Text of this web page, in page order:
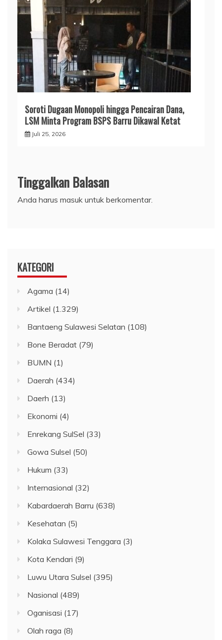
​Soroti Dugaan Monopoli hingga Pencairan Dana,
LSM Minta Program BSPS Barru Dikawal Ketat
Juli 25, 2026
Tinggalkan Balasan
Anda harus masuk untuk berkomentar.
KATEGORI
Agama (14)
Artikel (1.329)
Bantaeng Sulawesi Selatan (108)
Bone Beradat (79)
BUMN (1)
Daerah (434)
Daerh (13)
Ekonomi (4)
Enrekang SulSel (33)
Gowa Sulsel (50)
Hukum (33)
Internasional (32)
Kabardaerah Barru (638)
Kesehatan (5)
Kolaka Sulawesi Tenggara (3)
Kota Kendari (9)
Luwu Utara Sulsel (395)
Nasional (489)
Oganisasi (17)
Olah raga (8)